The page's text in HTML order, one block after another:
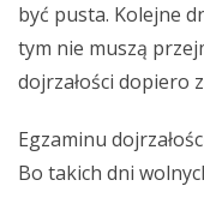
być pusta. Kolejne
tym nie muszą
dojrzałości dopiero
Egzaminu
Bo takich dni